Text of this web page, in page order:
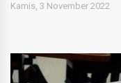
Kamis, 3 November 2022